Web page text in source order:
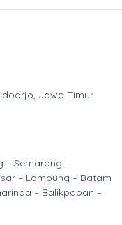
Jawa Timur
– Semarang –
– Lampung – Batam
– Balikpapan –